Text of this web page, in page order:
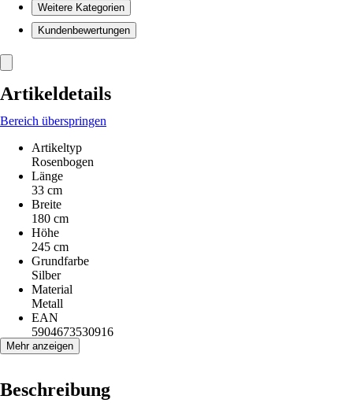
Weitere Kategorien
Kundenbewertungen
Artikeldetails
Bereich überspringen
Artikeltyp
Rosenbogen
Länge
33 cm
Breite
180 cm
Höhe
245 cm
Grundfarbe
Silber
Material
Metall
EAN
5904673530916
Mehr anzeigen
Beschreibung